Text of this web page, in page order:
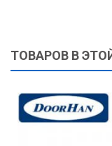
ТОВАРОВ В